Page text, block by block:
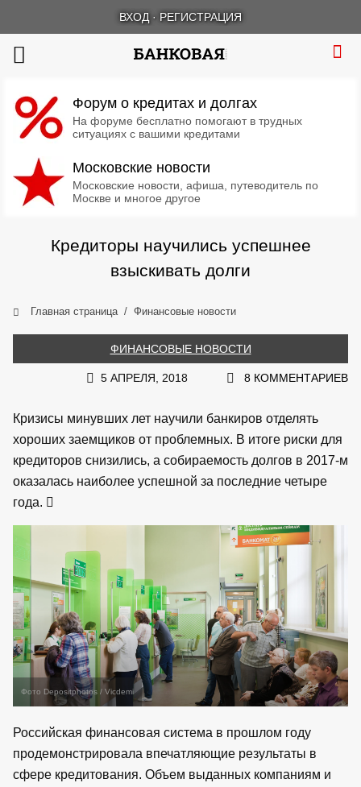
ВХОД · РЕГИСТРАЦИЯ
Форум о кредитах и долгах
На форуме бесплатно помогают в трудных
ситуациях с вашими кредитами
Московские новости
Московские новости, афиша, путеводитель по
Москве и многое другое
Кредиторы научились успешнее
взыскивать долги
Главная страница Финансовые новости
ФИНАНСОВЫЕ НОВОСТИ
5 АПРЕЛЯ, 2018 8 КОММЕНТАРИЕВ
Кризисы минувших лет научили банкиров отделять
хороших заемщиков от проблемных. В итоге риски для
кредиторов снизились, а собираемость долгов в 2017-м
оказалась наиболее успешной за последние четыре
года.
Фото Depositphotos / Vicdemi
Российская финансовая система в прошлом году
продемонстрировала впечатляющие результаты в
сфере кредитования. Объем выданных компаниям и